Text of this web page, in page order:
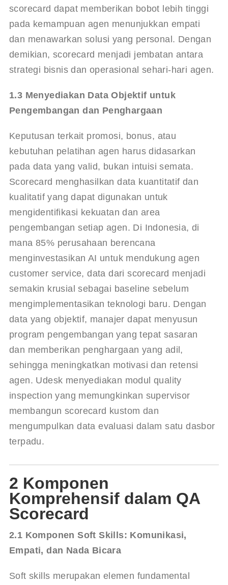
scorecard dapat memberikan bobot lebih tinggi
pada kemampuan agen menunjukkan empati
dan menawarkan solusi yang personal. Dengan
demikian, scorecard menjadi jembatan antara
strategi bisnis dan operasional sehari-hari agen.
1.3 Menyediakan Data Objektif untuk
Pengembangan dan Penghargaan
Keputusan terkait promosi, bonus, atau
kebutuhan pelatihan agen harus didasarkan
pada data yang valid, bukan intuisi semata.
Scorecard menghasilkan data kuantitatif dan
kualitatif yang dapat digunakan untuk
mengidentifikasi kekuatan dan area
pengembangan setiap agen. Di Indonesia, di
mana 85% perusahaan berencana
menginvestasikan AI untuk mendukung agen
customer service, data dari scorecard menjadi
semakin krusial sebagai baseline sebelum
mengimplementasikan teknologi baru. Dengan
data yang objektif, manajer dapat menyusun
program pengembangan yang tepat sasaran
dan memberikan penghargaan yang adil,
sehingga meningkatkan motivasi dan retensi
agen. Udesk menyediakan modul quality
inspection yang memungkinkan supervisor
membangun scorecard kustom dan
mengumpulkan data evaluasi dalam satu dasbor
terpadu.
2 Komponen
Komprehensif dalam QA
Scorecard
2.1 Komponen Soft Skills: Komunikasi,
Empati, dan Nada Bicara
Soft skills merupakan elemen fundamental